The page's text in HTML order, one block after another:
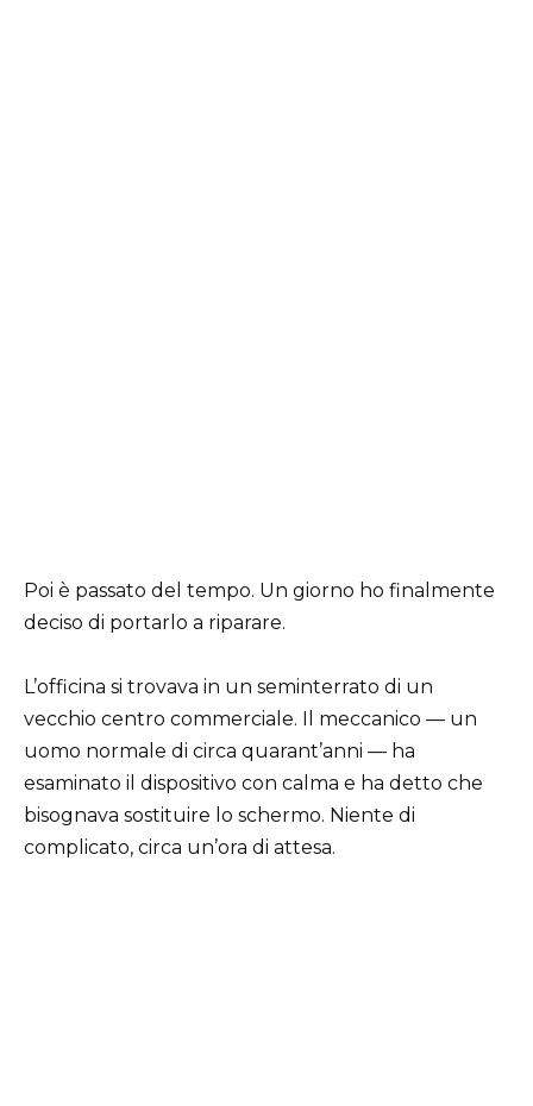
Poi è passato del tempo. Un giorno ho finalmente
deciso di portarlo a riparare.
L’officina si trovava in un seminterrato di un
vecchio centro commerciale. Il meccanico — un
uomo normale di circa quarant’anni — ha
esaminato il dispositivo con calma e ha detto che
bisognava sostituire lo schermo. Niente di
complicato, circa un’ora di attesa.